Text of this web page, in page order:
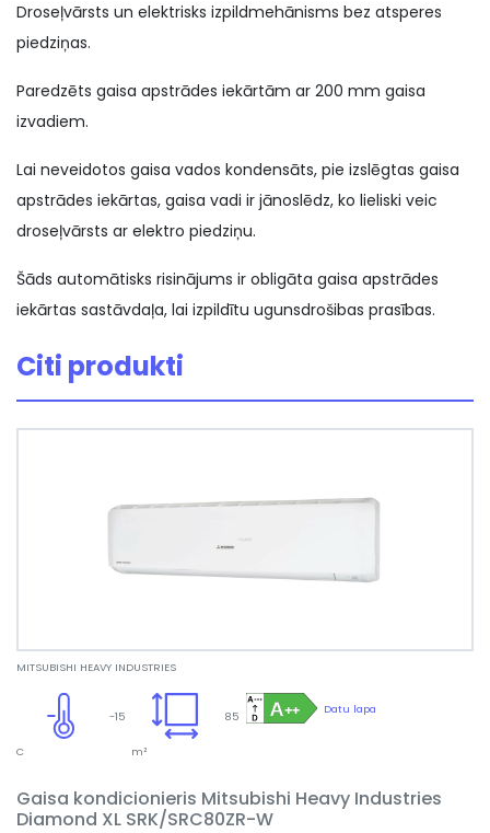
Droseļvārsts un elektrisks izpildmehānisms bez atsperes
piedziņas.
Paredzēts gaisa apstrādes iekārtām ar 200 mm gaisa
izvadiem.
Lai neveidotos gaisa vados kondensāts, pie izslēgtas gaisa
apstrādes iekārtas, gaisa vadi ir jānoslēdz, ko lieliski veic
droseļvārsts ar elektro piedziņu.
Šāds automātisks risinājums ir obligāta gaisa apstrādes
iekārtas sastāvdaļa, lai izpildītu ugunsdrošibas prasības.
Citi produkti
MITSUBISHI HEAVY INDUSTRIES
Datu lapa
85
m²
-15
C
Gaisa kondicionieris Mitsubishi Heavy Industries
Diamond XL SRK/SRC80ZR-W